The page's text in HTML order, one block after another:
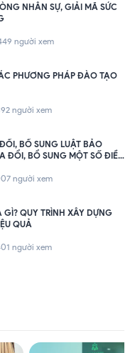
NHÂN SỰ, GIẢI MÃ SỨC
người xem
PHƯƠNG PHÁP ĐÀO TẠO
người xem
BỔ SUNG LUẬT BẢO
ĐỔI, BỔ SUNG MỘT SỐ ĐIỀU
người xem
GÌ? QUY TRÌNH XÂY DỰNG
QUẢ
người xem